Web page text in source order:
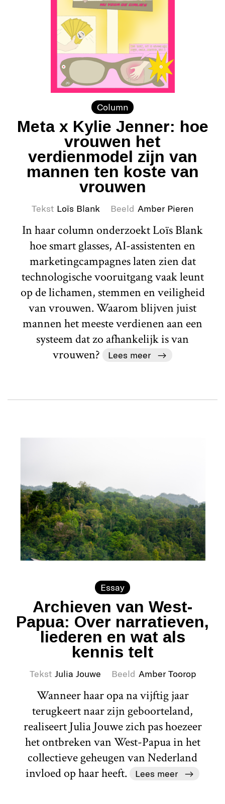
Column
Meta x Kylie Jenner: hoe
vrouwen het
verdienmodel zijn van
mannen ten koste van
vrouwen
Tekst Loïs Blank Beeld Amber Pieren
In haar column onderzoekt Loïs Blank
hoe smart glasses, AI-assistenten en
marketingcampagnes laten zien dat
technologische vooruitgang vaak leunt
op de lichamen, stemmen en veiligheid
van vrouwen. Waarom blijven juist
mannen het meeste verdienen aan een
systeem dat zo afhankelijk is van
vrouwen?
Lees meer
Essay
Archieven van West-
Papua: Over narratieven,
liederen en wat als
kennis telt
Tekst Julia Jouwe Beeld Amber Toorop
Wanneer haar opa na vijftig jaar
terugkeert naar zijn geboorteland,
realiseert Julia Jouwe zich pas hoezeer
het ontbreken van West-Papua in het
collectieve geheugen van Nederland
invloed op haar heeft.
Lees meer